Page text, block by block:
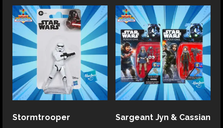
Stormtrooper Sargeant Jyn & Cassian